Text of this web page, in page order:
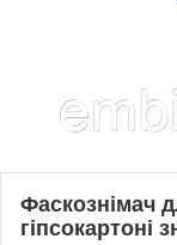
Фаскознімач
гіпсокартоні